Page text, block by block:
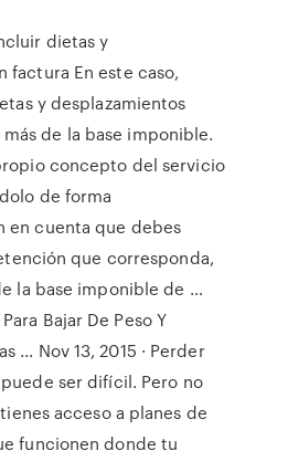
dietas y
factura En este caso,
y desplazamientos
de la base imponible.
concepto del servicio
de forma
en cuenta que debes
que corresponda,
la base imponible de …
Bajar De Peso Y
... Nov 13, 2015 · Perder
ser difícil. Pero no
acceso a planes de
funcionen donde tu